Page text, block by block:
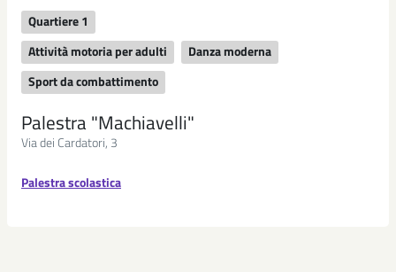
Quartiere 1
Attività motoria per adulti
Danza moderna
Sport da combattimento
Palestra "Machiavelli"
Via dei Cardatori, 3
Palestra scolastica